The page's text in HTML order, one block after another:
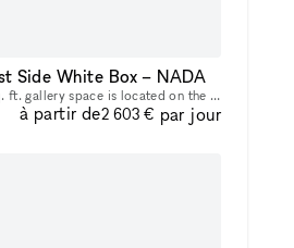
Side White Box – NADA
The 1,300 sq. ft. gallery space is located on the second floor of a historic, turn-of-the-century building at 311 East Broadway in Manhattan’s Lower East Side. The space is well suited for art exhibi
à partir de2 603 € par jour